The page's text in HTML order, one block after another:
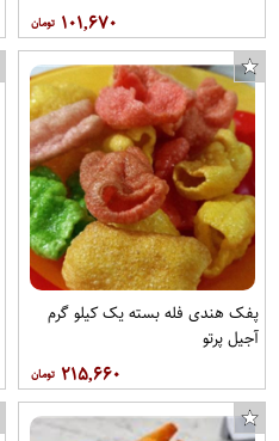
۱۰۱,۶۷۰
پفک هندی فله بسته یک کیلو گرم
آجیل پرتو
۲۱۵,۶۶۰